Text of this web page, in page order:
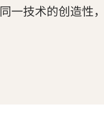
同一技术的创造性